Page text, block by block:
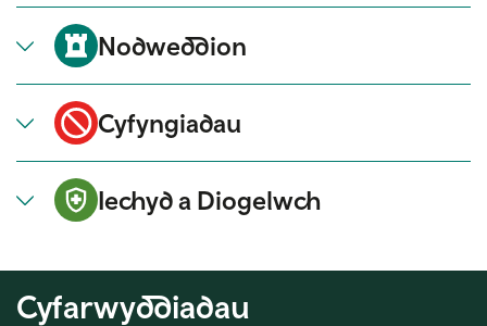
Nodweddion
Cyfyngiadau
Iechyd a Diogelwch
Cyfarwyddiadau